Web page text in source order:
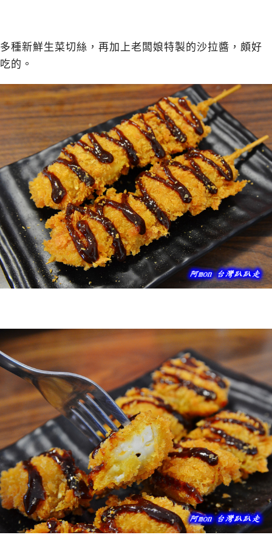
多種新鮮生菜切絲，再加上老闆娘特製的沙拉醬，頗好
吃的。